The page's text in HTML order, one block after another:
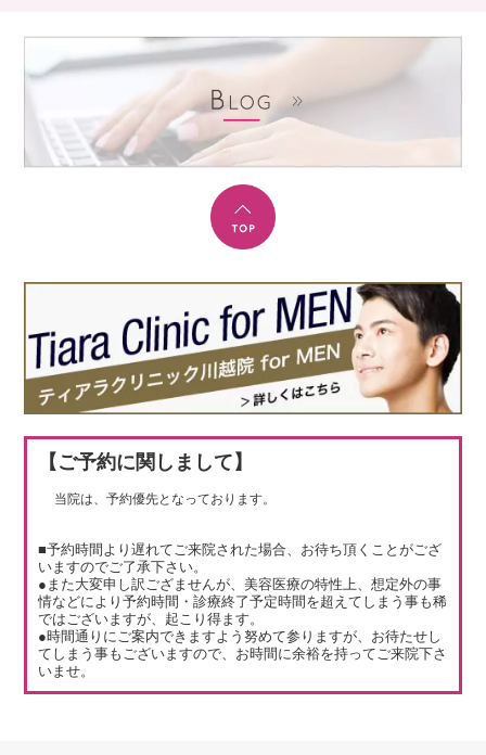
【ご予約に関しまして】
当院は、予約優先となっております。
■予約時間より遅れてご来院された場合、お待ち頂くことがござ
いますのでご了承下さい。
●また大変申し訳ござませんが、美容医療の特性上、想定外の事
情などにより予約時間・診療終了予定時間を超えてしまう事も稀
ではございますが、起こり得ます。
●時間通りにご案内できますよう努めて参りますが、お待たせし
てしまう事もございますので、お時間に余裕を持ってご来院下さ
いませ。